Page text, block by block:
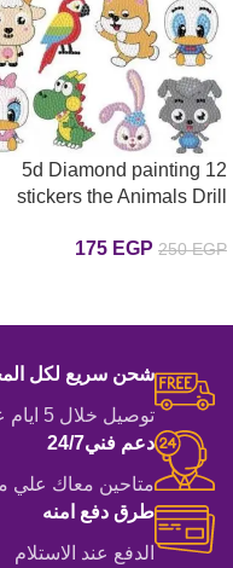
5d Diamond painting 12
stickers the Animals Drill
بالماس
250EGP
175 EGP
شحن سريع لكل
توصيل خلال 5 ايام عمل
دعم فني24/7
متاحين معاك علي
طرق دفع امنه
الدفع عند الاستلام